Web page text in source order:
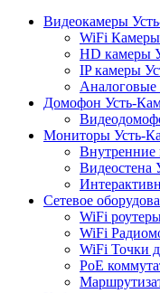
Видеокамеры
WiFi Камеры
HD камеры
IP камеры
Аналоговые
Домофон Усть-
Мониторы Усть-
Внутренние
Видеостена
Сетевое
WiFi
WiFi
WiFi Точки
PoE